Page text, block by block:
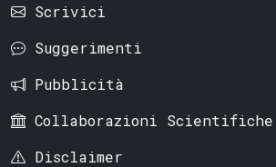
Scrivici
Suggerimenti
Pubblicità
Collaborazioni Scientifiche
Disclaimer